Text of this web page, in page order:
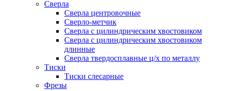
Сверла
Сверла центровочные
Сверло-метчик
Сверла с цилиндрическим хвостовиком
Сверла с цилиндрическим хвостовиком
длинные
Сверла твердосплавные ц/х по металлу
Тиски
Тиски слесарные
Фрезы